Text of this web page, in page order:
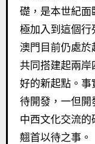
礎，是本世紀面
極加入到這個行
澳門目前仍處於
共同搭建起兩岸
好的新起點。事
待開發，一但開
中西文化交流的
翹首以待之事。